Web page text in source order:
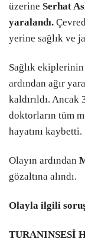
üzerine Serhat
yaralandı.
yerine sağlık ve
Sağlık
ardından ağır
kaldırıldı.
doktorların tüm
hayatını kaybetti.
Olayın ardından
gözaltına alındı.
Olayla ilgili
TURANINSESİ